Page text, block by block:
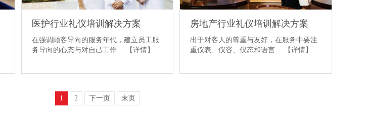
医护行业礼仪培训解决方案
在强调顾客导向的服务年代，建立员工服
务导向的心态与对自己工作…
【详情】
房地产行业礼仪培训解决方案
出于对客人的尊重与友好，在服务中要注
重仪表、仪容、仪态和语言…
【详情】
1 2 下一页 末页